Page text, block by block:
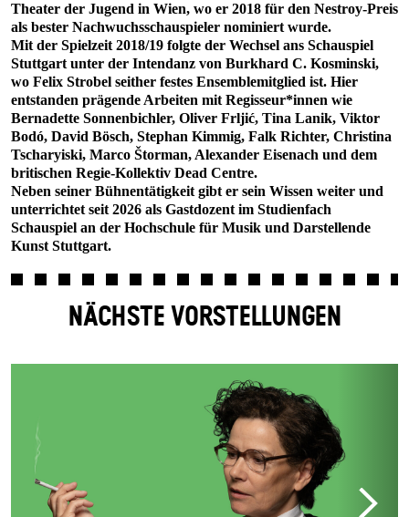
Theater der Jugend in Wien, wo er 2018 für den Nestroy-Preis
als bester Nachwuchsschauspieler nominiert wurde.
Mit der Spielzeit 2018/19 folgte der Wechsel ans Schauspiel
Stuttgart unter der Intendanz von Burkhard C. Kosminski,
wo Felix Strobel seither festes Ensemblemitglied ist. Hier
entstanden prägende Arbeiten mit Regisseur*innen wie
Bernadette Sonnenbichler, Oliver Frljić, Tina Lanik, Viktor
Bodó, David Bösch, Stephan Kimmig, Falk Richter, Christina
Tscharyiski, Marco Štorman, Alexander Eisenach und dem
britischen Regie-Kollektiv Dead Centre.
Neben seiner Bühnentätigkeit gibt er sein Wissen weiter und
unterrichtet seit 2026 als Gastdozent im Studienfach
Schauspiel an der Hochschule für Musik und Darstellende
Kunst Stuttgart.
NÄCHSTE VORSTELLUNGEN